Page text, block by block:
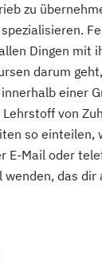
zu
Dingen mit
darum
einer
von
so einteilen,
E-Mail oder
das dir